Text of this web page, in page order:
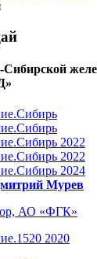
2022
2022
2024
Мурев
АО «ФГК»
2020